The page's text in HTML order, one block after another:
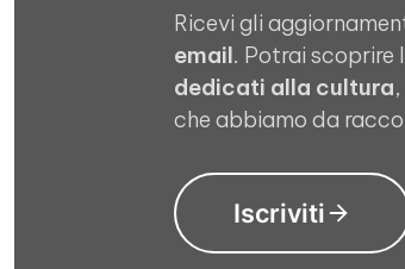
Ricevi gli
email. Potrai scoprire
dedicati alla cultura,
che abbiamo da
Iscriviti